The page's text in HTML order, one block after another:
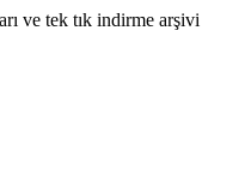
ve tek tık indirme arşivi